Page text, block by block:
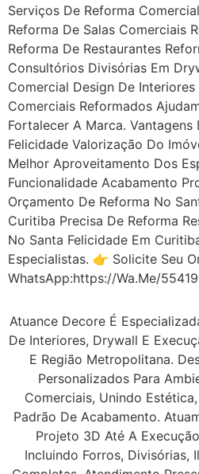
Serviços De Reforma
Reforma De Salas Comerciais
Reforma De Restaurantes
Consultórios Divisórias Em
Comercial Design De
Comerciais Reformados
Fortalecer A Marca. Vantagens
Felicidade Valorização Do
Melhor Aproveitamento Dos
Funcionalidade Acabamento
Orçamento De Reforma No
Curitiba Precisa De Reforma
No Santa Felicidade Em
Especialistas. 👉 Solicite Seu
WhatsApp:https://wa.me/
Atuance Decore É
De Interiores, Drywall E
E Região Metropolitana.
Personalizados Para
Comerciais, Unindo
Padrão De Acabamento.
Projeto 3D Até A
Incluindo Forros, Divisórias,